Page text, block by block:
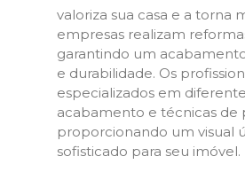
valoriza sua casa e a torna
empresas realizam
garantindo um
e durabilidade. Os
especializados em
acabamento e técnicas de
proporcionando um visual
sofisticado para seu imóvel.